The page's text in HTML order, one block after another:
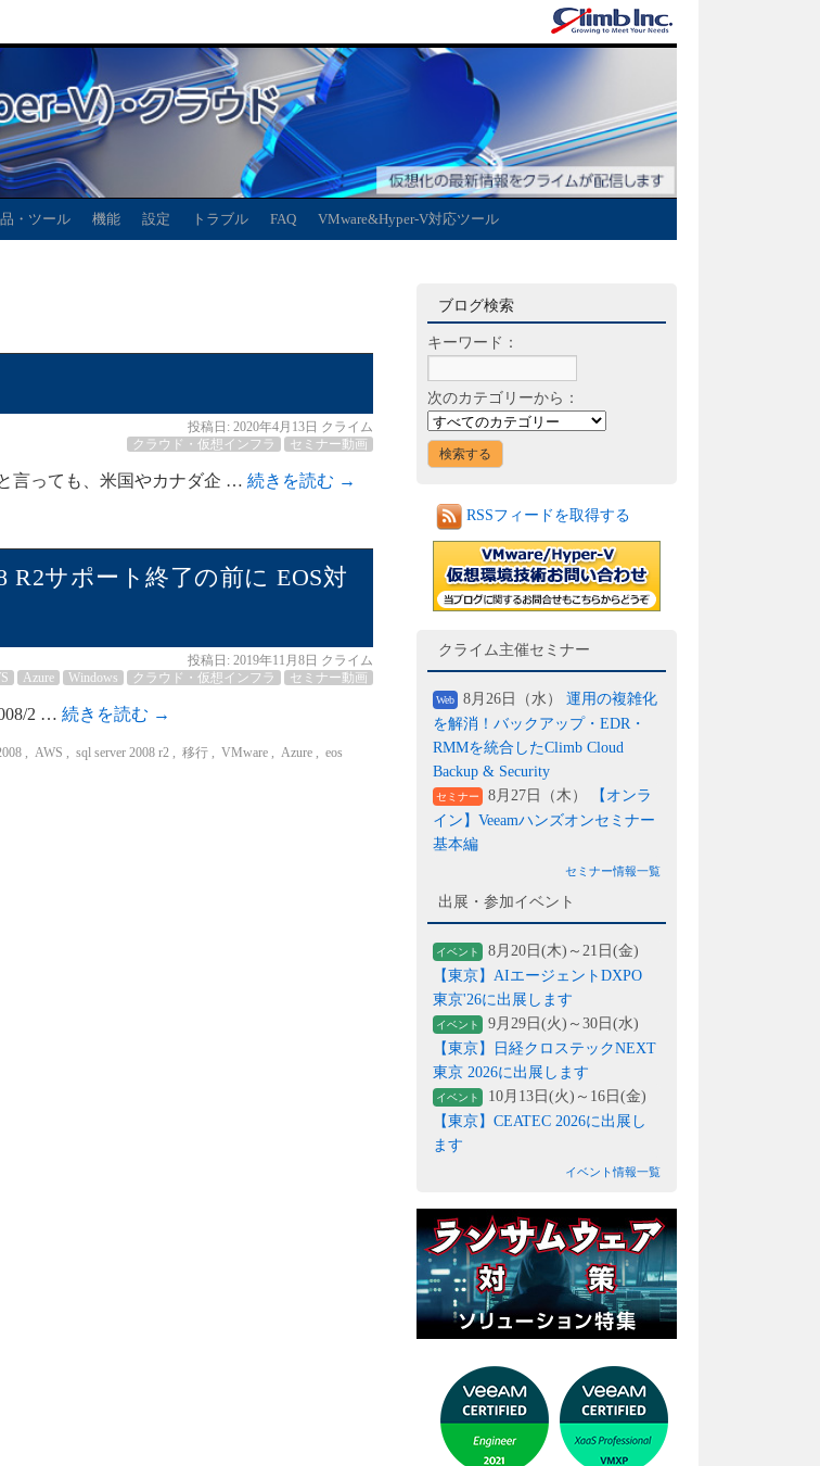
・ツール 機能 設定 トラブル FAQ VMware&Hyper-V対応ツール
投稿日: 2020年4月13日 クライム
クラウド・仮想インフラ
セミナー動画
言っても、米国やカナダ企 … 続きを読む →
R2サポート終了の前に EOS対
投稿日: 2019年11月8日 クライム
Azure Windows クラウド・仮想インフラ セミナー動画
2 … 続きを読む →
, AWS , sql server 2008 r2 , 移行 , VMware , Azure , eos
ブログ検索
キーワード：
次のカテゴリーから：
RSSフィードを取得する
クライム主催セミナー
Web 8月26日（水） 運用の複雑化
を解消！バックアップ・EDR・
RMMを統合したClimb Cloud
Backup & Security
セミナー 8月27日（木）
【オンラ
イン】Veeamハンズオンセミナー
基本編
セミナー情報一覧
出展・参加イベント
イベント
8月20日(木)～21日(金)
【東京】AIエージェントDXPO
東京'26に出展します
イベント
9月29日(火)～30日(水)
【東京】日経クロステックNEXT
東京 2026に出展します
イベント
10月13日(火)～16日(金)
【東京】CEATEC 2026に出展し
ます
イベント情報一覧